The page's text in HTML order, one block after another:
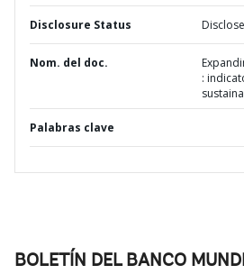
Disclosure Status
Nom. del doc.
:
Palabras clave
BOLETÍN DEL BANCO